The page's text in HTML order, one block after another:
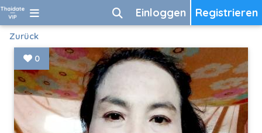
Registrieren
Einloggen
Zurück
0